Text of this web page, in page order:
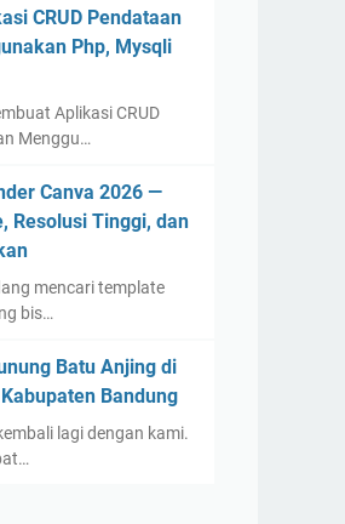
CRUD Pendataan
Php, Mysqli
Aplikasi CRUD
Menggu…
Canva 2026 —
Resolusi Tinggi, dan
mencari template
bis…
Batu Anjing di
Bandung
lagi dengan kami.